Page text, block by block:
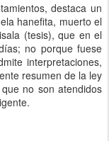
destaca un
hanefita, muerto el
(tesis), que en el
no porque fuese
interpretaciones,
resumen de la ley
no son atendidos